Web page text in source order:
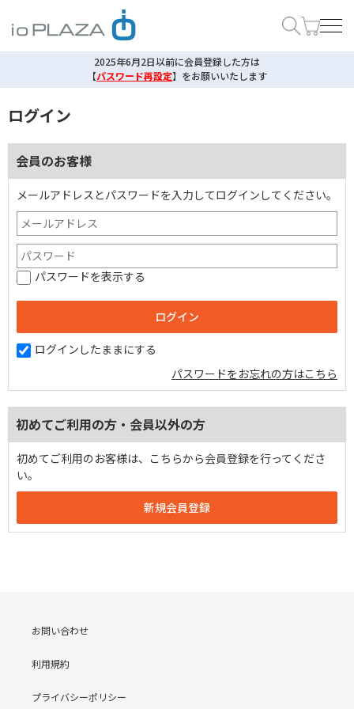
2025年6月2日以前に会員登録した方は
【パスワード再設定】 をお願いいたします
ログイン
会員のお客様
メールアドレスとパスワードを入力してログインしてください。
パスワードを表示する
ログインしたままにする
パスワードをお忘れの方はこちら
初めてご利用の方・会員以外の方
初めてご利用のお客様は、こちらから会員登録を行ってくださ
い。
お問い合わせ
利用規約
プライバシーポリシー